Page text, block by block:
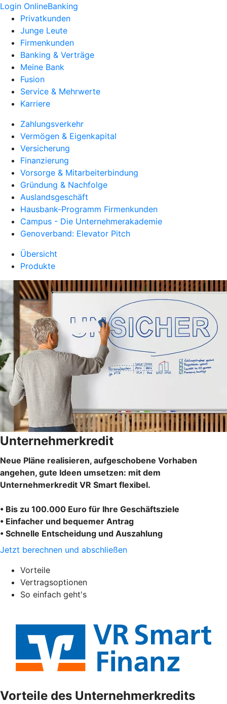
Login OnlineBanking
Privatkunden
Junge Leute
Firmenkunden
Banking & Verträge
Meine Bank
Fusion
Service & Mehrwerte
Karriere
Zahlungsverkehr
Vermögen & Eigenkapital
Versicherung
Finanzierung
Vorsorge & Mitarbeiterbindung
Gründung & Nachfolge
Auslandsgeschäft
Hausbank-Programm Firmenkunden
Campus - Die Unternehmerakademie
Genoverband: Elevator Pitch
Übersicht
Produkte
Unternehmerkredit
Neue Pläne realisieren, aufgeschobene Vorhaben
angehen, gute Ideen umsetzen: mit dem
Unternehmerkredit VR Smart flexibel.
• Bis zu 100.000 Euro für Ihre Geschäftsziele
• Einfacher und bequemer Antrag
• Schnelle Entscheidung und Auszahlung
Jetzt berechnen und abschließen
Vorteile
Vertragsoptionen
So einfach geht's
Vorteile des Unternehmerkredits